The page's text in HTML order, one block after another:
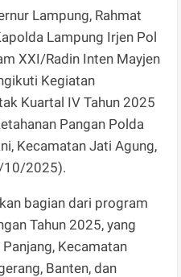
Lampung, Rahmat
Lampung Irjen Pol
XXI/Radin Inten Mayjen
Kegiatan
Kuartal IV Tahun 2025
Pangan Polda
Kecamatan Jati Agung,
10/2025).
bagian dari program
Tahun 2025, yang
Kecamatan
Banten, dan